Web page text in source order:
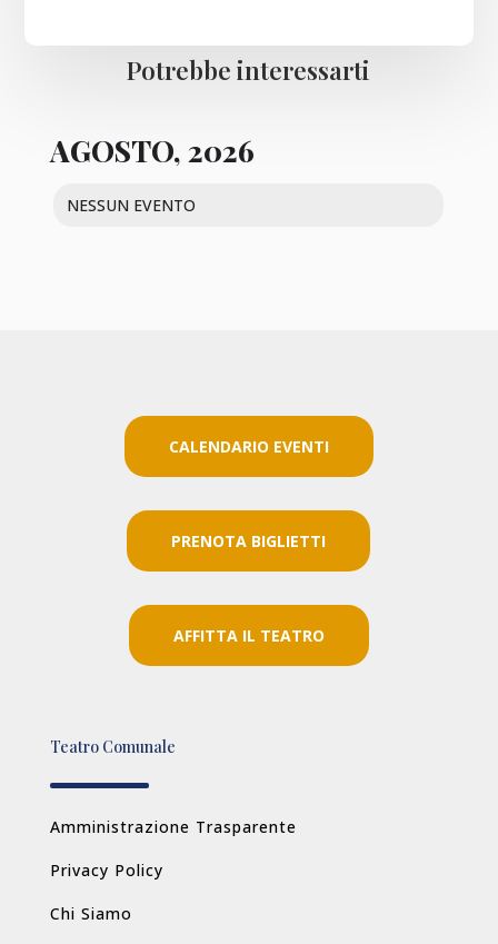
Potrebbe interessarti
AGOSTO, 2026
NESSUN EVENTO
CALENDARIO EVENTI
PRENOTA BIGLIETTI
AFFITTA IL TEATRO
Teatro Comunale
Amministrazione Trasparente
Privacy Policy
Chi Siamo